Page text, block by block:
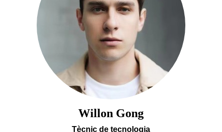
Willon Gong
Tècnic de tecnologia